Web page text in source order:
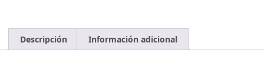
Descripción Información adicional